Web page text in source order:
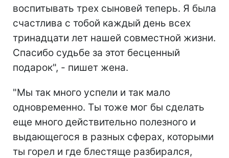
воспитывать трех сыновей теперь. Я была
счастлива с тобой каждый день всех
тринадцати лет нашей совместной жизни.
Спасибо судьбе за этот бесценный
подарок", - пишет жена.
"Мы так много успели и так мало
одновременно. Ты тоже мог бы сделать
еще много действительно полезного и
выдающегося в разных сферах, которыми
ты горел и где блестяще разбирался,